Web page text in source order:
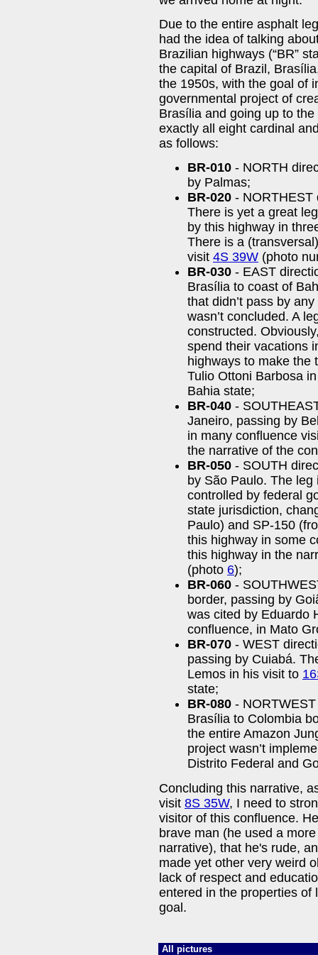
Due to the entire asphalt
had the idea of talking
Brazilian highways (“BR”
the capital of Brazil,
the 1950s, with the goal of
governmental project of
Brasília and going up to
exactly all eight cardinal
as follows:
BR-010 - NORTH
by Palmas;
BR-020 - NORTHEST
There is yet a great
by this highway in
There is a
visit 4S 39W (photo
BR-030 - EAST
Brasília to coast of
that didn’t pass by
wasn’t concluded. A
constructed.
spend their vacations
highways to make the
Tulio Ottoni Barbosa
Bahia state;
BR-040 -
Janeiro, passing by
in many confluence
the narrative of the
BR-050 - SOUTH
by São Paulo. The leg
controlled by federal
state jurisdiction,
Paulo) and SP-150
this highway in some
this highway in the
(photo 6);
BR-060 -
border, passing by
was cited by Eduardo
confluence, in Mato
BR-070 - WEST
passing by Cuiabá.
Lemos in his visit to
state;
BR-080 -
Brasília to Colombia
the entire Amazon
project wasn’t
Distrito Federal and
Concluding this narrative,
visit 8S 35W, I need to
visitor of this confluence.
brave man (he used a
narrative), that he's rude,
made yet other very weird
lack of respect and
entered in the properties of
goal.
All pictures